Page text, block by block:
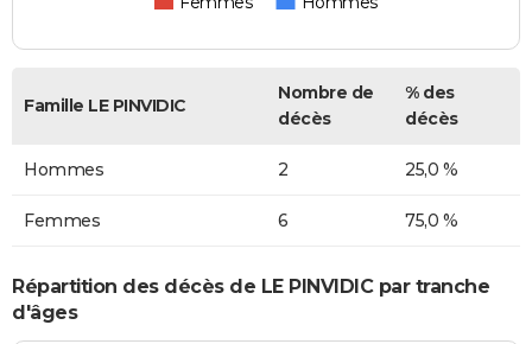
Famille LE PINVIDIC
Nombre de
décès
% des
décès
Hommes 2 25,0 %
Femmes 6 75,0 %
Répartition des décès de LE PINVIDIC par tranche
d'âges